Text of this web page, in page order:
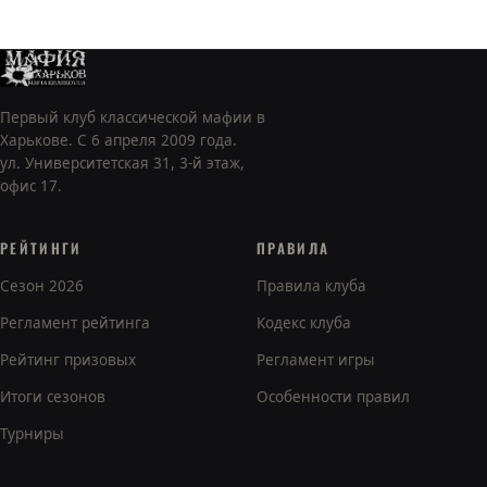
Первый клуб классической мафии в
Харькове. С 6 апреля 2009 года.
ул. Университетская 31, 3-й этаж,
офис 17.
РЕЙТИНГИ
Сезон 2026
Регламент рейтинга
Рейтинг призовых
Итоги сезонов
Турниры
ПРАВИЛА
Правила клуба
Кодекс клуба
Регламент игры
Особенности правил